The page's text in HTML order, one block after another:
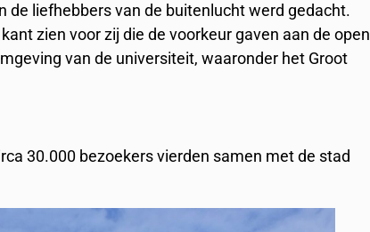
de liefhebbers van de buitenlucht werd gedacht.
zien voor zij die de voorkeur gaven aan de open
van de universiteit, waaronder het Groot
30.000 bezoekers vierden samen met de stad